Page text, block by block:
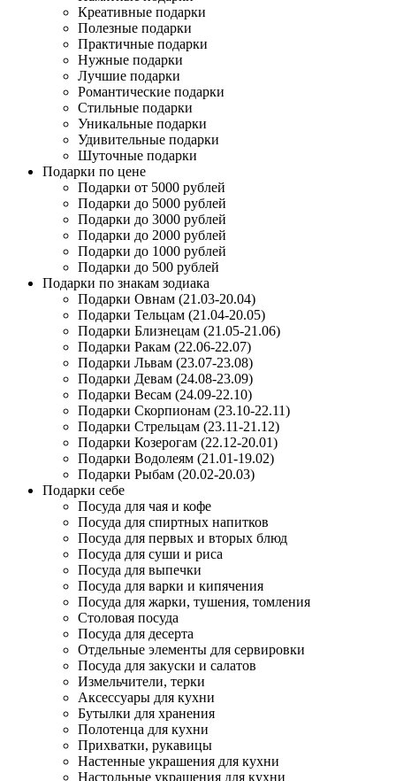
Креативные подарки
Полезные подарки
Практичные подарки
Нужные подарки
Лучшие подарки
Романтические подарки
Стильные подарки
Уникальные подарки
Удивительные подарки
Шуточные подарки
Подарки по цене
Подарки от 5000 рублей
Подарки до 5000 рублей
Подарки до 3000 рублей
Подарки до 2000 рублей
Подарки до 1000 рублей
Подарки до 500 рублей
Подарки по знакам зодиака
Подарки Овнам (21.03-20.04)
Подарки Тельцам (21.04-20.05)
Подарки Близнецам (21.05-21.06)
Подарки Ракам (22.06-22.07)
Подарки Львам (23.07-23.08)
Подарки Девам (24.08-23.09)
Подарки Весам (24.09-22.10)
Подарки Скорпионам (23.10-22.11)
Подарки Стрельцам (23.11-21.12)
Подарки Козерогам (22.12-20.01)
Подарки Водолеям (21.01-19.02)
Подарки Рыбам (20.02-20.03)
Подарки себе
Посуда для чая и кофе
Посуда для спиртных напитков
Посуда для первых и вторых блюд
Посуда для суши и риса
Посуда для выпечки
Посуда для варки и кипячения
Посуда для жарки, тушения, томления
Столовая посуда
Посуда для десерта
Отдельные элементы для сервировки
Посуда для закуски и салатов
Измельчители, терки
Аксессуары для кухни
Бутылки для хранения
Полотенца для кухни
Прихватки, рукавицы
Настенные украшения для кухни
Настольные украшения для кухни